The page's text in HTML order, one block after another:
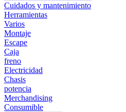
Cuidados y mantenimiento
Herramientas
Varios
Montaje
Escape
Caja
freno
Electricidad
Chasis
potencia
Merchandising
Consumible